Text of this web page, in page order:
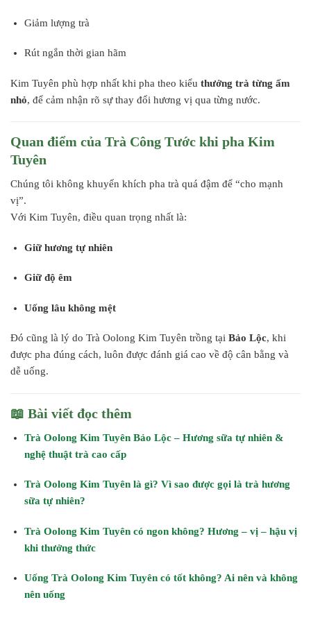
Giảm lượng trà
Rút ngắn thời gian hãm
Kim Tuyên phù hợp nhất khi pha theo kiểu thưởng trà từng ấm
nhỏ, để cảm nhận rõ sự thay đổi hương vị qua từng nước.
Quan điểm của Trà Công Tước khi pha Kim
Tuyên
Chúng tôi không khuyến khích pha trà quá đậm để “cho mạnh
vị”.
Với Kim Tuyên, điều quan trọng nhất là:
Giữ hương tự nhiên
Giữ độ êm
Uống lâu không mệt
Đó cũng là lý do Trà Oolong Kim Tuyên trồng tại Bảo Lộc, khi
được pha đúng cách, luôn được đánh giá cao về độ cân bằng và
dễ uống.
📖 Bài viết đọc thêm
Trà Oolong Kim Tuyên Bảo Lộc – Hương sữa tự nhiên &
nghệ thuật trà cao cấp
Trà Oolong Kim Tuyên là gì? Vì sao được gọi là trà hương
sữa tự nhiên?
Trà Oolong Kim Tuyên có ngon không? Hương – vị – hậu vị
khi thưởng thức
Uống Trà Oolong Kim Tuyên có tốt không? Ai nên và không
nên uống